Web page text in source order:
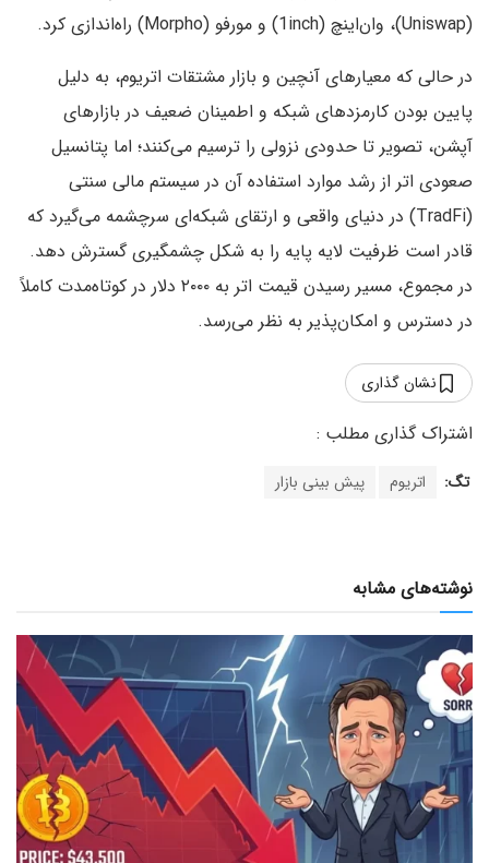
(Uniswap)، وان‌اینچ (1inch) و مورفو (Morpho) راه‌اندازی کرد.
در حالی که معیارهای آنچین و بازار مشتقات اتریوم، به دلیل
پایین بودن کارمزدهای شبکه و اطمینان ضعیف در بازارهای
آپشن، تصویر تا حدودی نزولی را ترسیم می‌کنند؛ اما پتانسیل
صعودی اتر از رشد موارد استفاده آن در سیستم مالی سنتی
(TradFi) در دنیای واقعی و ارتقای شبکه‌ای سرچشمه می‌گیرد که
قادر است ظرفیت لایه پایه را به شکل چشمگیری گسترش دهد.
در مجموع، مسیر رسیدن قیمت اتر به ۲۰۰۰ دلار در کوتاه‌مدت کاملاً
در دسترس و امکان‌پذیر به نظر می‌رسد.
نشان گذاری
تگ: اتریوم پیش بینی بازار
نوشته‌های مشابه